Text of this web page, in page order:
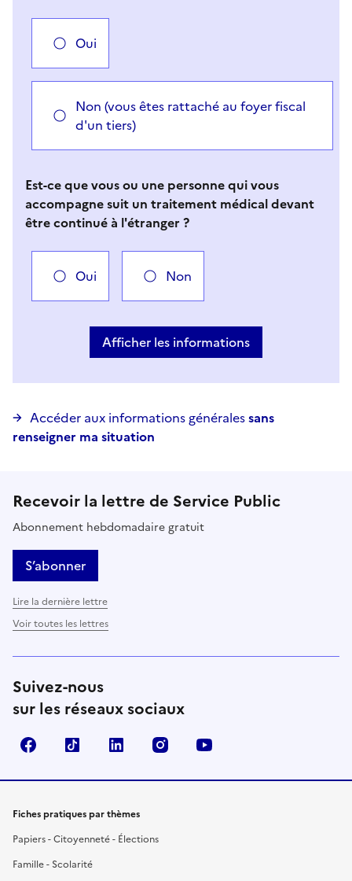
Oui
Non (vous êtes rattaché au foyer fiscal
d'un tiers)
Est-ce que vous ou une personne qui vous
accompagne suit un traitement médical devant
être continué à l'étranger ?
Oui Non
Vous avez choisi
Choisir votre casAfficher les informations
Accéder aux informations généralessans
renseigner ma situation
Recevoir la lettre de Service Public
Abonnement hebdomadaire gratuit
S’abonner
Lire la dernière lettre
Voir toutes les lettres
Suivez-nous
sur les réseaux sociaux
FacebookTikTok LinkedIn Instagram
Fiches pratiques par thèmes
Papiers - Citoyenneté - Élections
Famille - Scolarité